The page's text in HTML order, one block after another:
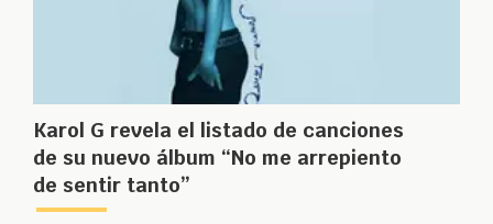
Karol G revela el listado de canciones
de su nuevo álbum “No me arrepiento
de sentir tanto”